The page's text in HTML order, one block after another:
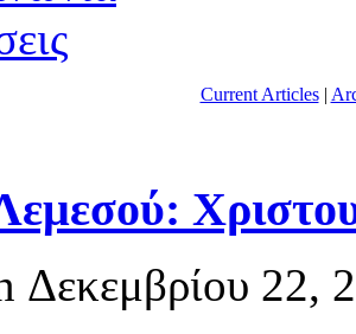
Current Articles|
Δεκεμβρίου 22,